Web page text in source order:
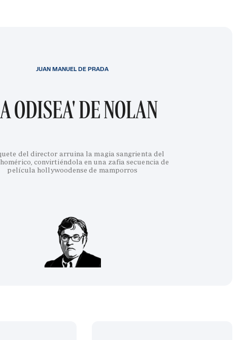
ODISEA' DE NOLAN
del director arruina la magia sangrienta del
convirtiéndola en una zafia secuencia de
película hollywoodense de mamporros
JUAN MANUEL DE PRADA